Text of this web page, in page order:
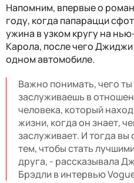
Напомним, впервые о
году, когда папарацци
ужина в узком кругу на
Карола, после чего
одном автомобиле.
Важно понимать, чего
заслуживаешь в
человека, который
жизни, когда он знает,
заслуживает. И тогда вы
тем, чтобы стать
друга, - рассказывала
Брэдли в интервью